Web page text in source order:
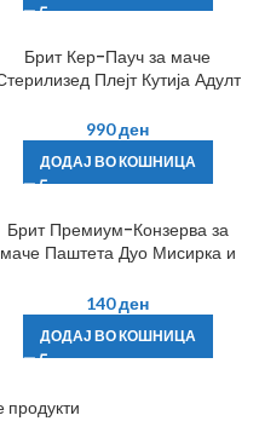
Брит Кер-Пауч за маче
Плејт Кутија Адулт
990ден
ДОДАЈ ВО КОШНИЦА
Брит Премиум-Конзерва за
маче Паштета Дуо Мисирка и
140ден
ДОДАЈ ВО КОШНИЦА
продукти